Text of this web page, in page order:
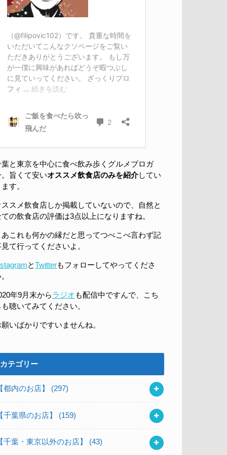
葉と東京を中心に食べ飲み歩くグルメブロガ
。旨くて安いオススメ飲食店のみを紹介してい
す。
ススメ飲食店しか掲載していないので、自然と
ての飲食店の評価は3点以上になりますね。
あこれも何かの縁だと思ってつべこべ言わず記
て行ってくださいよ。
とTwitterもフォローしてやってくださ
年9月末からラジオも配信中ですんで、こち
聴いてみてください。
いばかりですいませんね。
カテゴリー
都内のお店】 (297)
千葉県のお店】 (159)
千葉・東京以外のお店】 (43)